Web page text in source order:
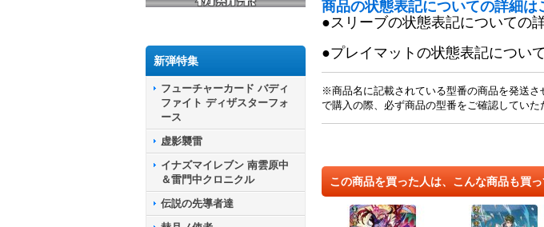
新弾特集
フューチャーカード バディ
ファイト ディザスターフォ
ース
虚影襲雷
イナズマイレブン 南雲原中
＆雷門中クロニクル
伝説の先導者達
商品の状態表記についての詳細は
●スリーブの状態表記についての
●プレイマットの状態表記につい
※商品名に記載されている型番の商品を発送
で購入の際、必ず商品の型番をご確認していた
この商品を買った人は、こんな商品も買